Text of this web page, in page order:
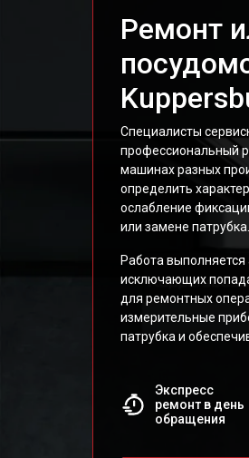
Ремонт
Специалисты
профессиональный
машинах разных
определить
ослабление
или замене патрубка.
Работа
исключающих
для ремонтных
измерительные
патрубка и
Экспресс
ремонт в день
обращения